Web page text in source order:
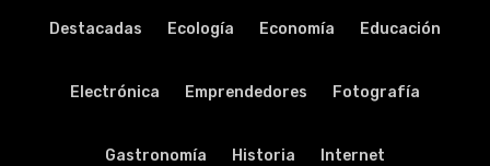
Destacadas Ecología Economía Educación
Electrónica Emprendedores Fotografía
Gastronomía Historia Internet